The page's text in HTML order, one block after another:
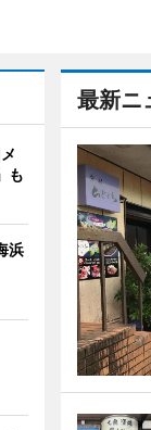
最新ニ
も
浜